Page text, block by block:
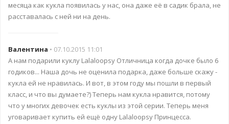
месяца как кукла появилась у нас, она даже её в садик брала, не
расставалась с ней ни на день.
Валентина • 07.10.2015 11:01
А нам подарили куклу Lalaloopsy Отличница когда дочке было 6
годиков... Наша дочь не оценила подарка, даже больше скажу -
кукла ей не нравилась. И вот, в этом году мы пошли в первый
класс, и что вы думаете?) Теперь нам кукла нравится, потому
что у многих девочек есть куклы из этой серии. Теперь меня
уговаривает купить ей ещё одну Lalaloopsy Принцесса.